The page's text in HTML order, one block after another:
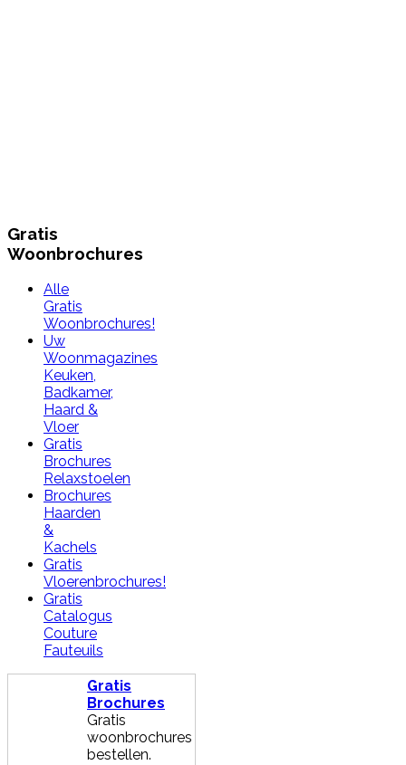
Gratis
Woonbrochures
Alle
Gratis
Woonbrochures!
Uw
Woonmagazines
Keuken,
Badkamer,
Haard &
Vloer
Gratis
Brochures
Relaxstoelen
Brochures
Haarden
&
Kachels
Gratis
Vloerenbrochures!
Gratis
Catalogus
Couture
Fauteuils
Gratis
Brochures
Gratis
woonbrochures
bestellen.